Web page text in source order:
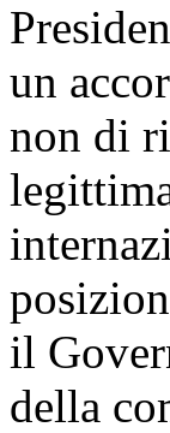
un
non di
il
della